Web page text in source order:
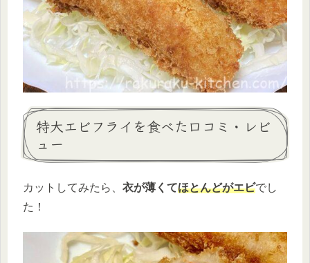
特大エビフライを食べた口コミ・レビ
ュー
カットしてみたら、 衣が薄くてほとんどがエビでし
た！